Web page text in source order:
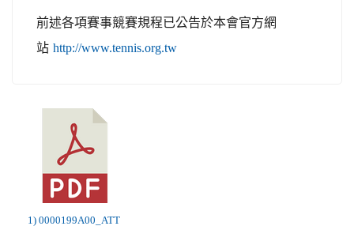
前述各項賽事競賽規程已公告於本會官方網
站 http://www.tennis.org.tw
1) 0000199A00_ATT